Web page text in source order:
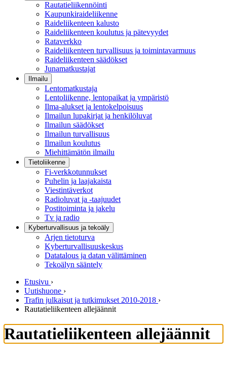
Rautatieliikennöinti
Kaupunkiraideliikenne
Raideliikenteen kalusto
Raideliikenteen koulutus ja pätevyydet
Rataverkko
Raideliikenteen turvallisuus ja toimintavarmuus
Raideliikenteen säädökset
Junamatkustajat
Ilmailu
Lentomatkustaja
Lentoliikenne, lentopaikat ja ympäristö
Ilma-alukset ja lentokelpoisuus
Ilmailun lupakirjat ja henkilöluvat
Ilmailun säädökset
Ilmailun turvallisuus
Ilmailun koulutus
Miehittämätön ilmailu
Tietoliikenne
Fi-verkkotunnukset
Puhelin ja laajakaista
Viestintäverkot
Radioluvat ja -taajuudet
Postitoiminta ja jakelu
Tv ja radio
Kyberturvallisuus ja tekoäly
Arjen tietoturva
Kyberturvallisuuskeskus
Datatalous ja datan välittäminen
Tekoälyn sääntely
Etusivu ›
Uutishuone ›
Trafin julkaisut ja tutkimukset 2010-2018 ›
Rautatieliikenteen allejäännit
Rautatieliikenteen allejäännit